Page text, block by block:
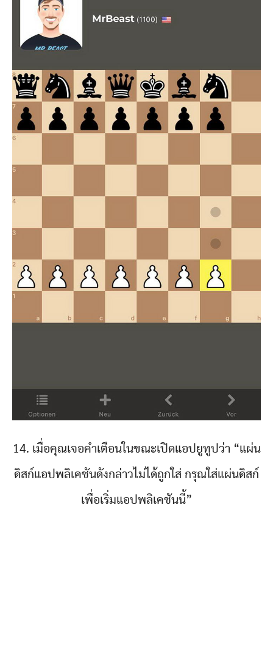
14. เมื่อคุณเจอคำเตือนในขณะเปิดแอปยูทูปว่า “แผ่น
ดิสก์แอปพลิเคชันดังกล่าวไม่ได้ถูกใส่ กรุณใส่แผ่นดิสก์
เพื่อเริ่มแอปพลิเคชันนี้”